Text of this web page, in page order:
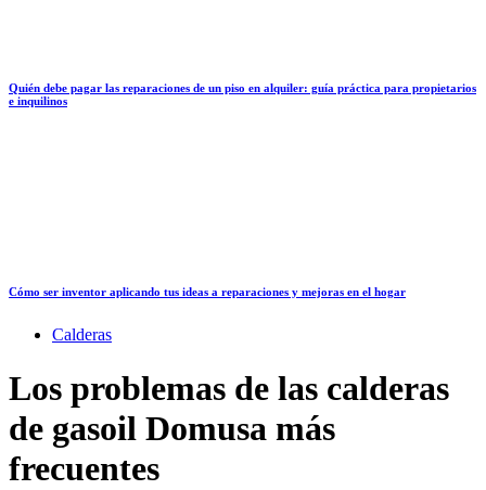
Quién debe pagar las reparaciones de un piso en alquiler: guía práctica para propietarios
e inquilinos
Cómo ser inventor aplicando tus ideas a reparaciones y mejoras en el hogar
Calderas
Los problemas de las calderas
de gasoil Domusa más
frecuentes